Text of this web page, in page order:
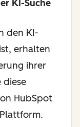
KI-Suche
den KI-
erhalten
ihrer
diese
HubSpot